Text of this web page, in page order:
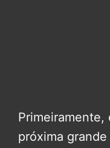
Primeiramente,
próxima